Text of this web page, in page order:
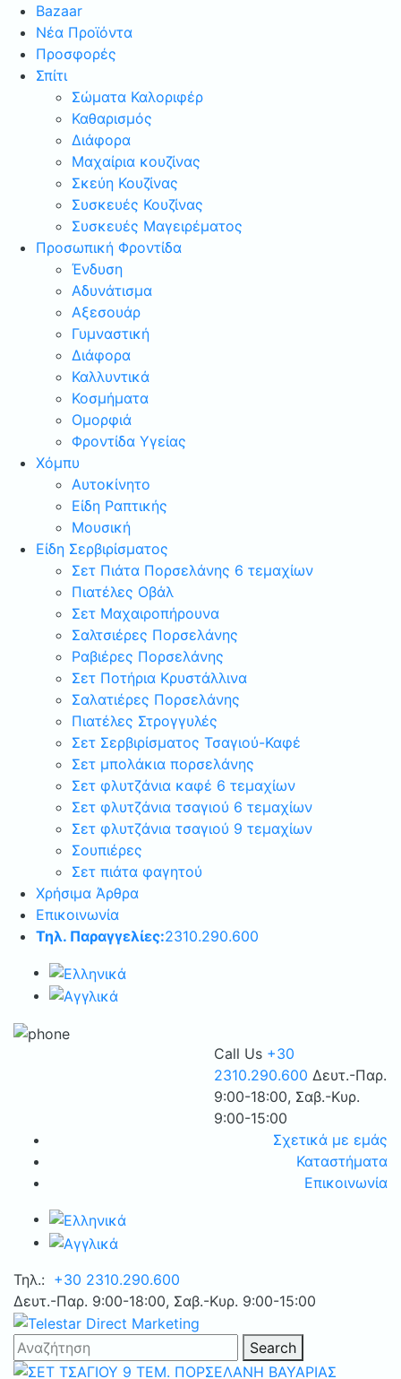
Bazaar
Νέα Προϊόντα
Προσφορές
Σπίτι
Σώματα Καλοριφέρ
Καθαρισμός
Διάφορα
Μαχαίρια κουζίνας
Σκεύη Κουζίνας
Συσκευές Κουζίνας
Συσκευές Μαγειρέματος
Προσωπική Φροντίδα
Ένδυση
Αδυνάτισμα
Αξεσουάρ
Γυμναστική
Διάφορα
Καλλυντικά
Κοσμήματα
Ομορφιά
Φροντίδα Υγείας
Χόμπυ
Αυτοκίνητο
Είδη Ραπτικής
Μουσική
Είδη Σερβιρίσματος
Σετ Πιάτα Πορσελάνης 6 τεμαχίων
Πιατέλες Οβάλ
Σετ Μαχαιροπήρουνα
Σαλτσιέρες Πορσελάνης
Ραβιέρες Πορσελάνης
Σετ Ποτήρια Κρυστάλλινα
Σαλατιέρες Πορσελάνης
Πιατέλες Στρογγυλές
Σετ Σερβιρίσματος Τσαγιού-Καφέ
Σετ μπολάκια πορσελάνης
Σετ φλυτζάνια καφέ 6 τεμαχίων
Σετ φλυτζάνια τσαγιού 6 τεμαχίων
Σετ φλυτζάνια τσαγιού 9 τεμαχίων
Σουπιέρες
Σετ πιάτα φαγητού
Χρήσιμα Άρθρα
Επικοινωνία
Τηλ. Παραγγελίες:2310.290.600
Call Us +30
2310.290.600 Δευτ.-Παρ.
9:00-18:00, Σαβ.-Κυρ.
9:00-15:00
Σχετικά με εμάς
Καταστήματα
Επικοινωνία
Τηλ.: +30 2310.290.600
Δευτ.-Παρ. 9:00-18:00, Σαβ.-Κυρ. 9:00-15:00
Search